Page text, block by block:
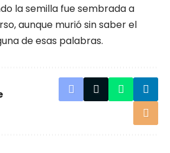
la semilla fue sembrada a
aunque murió sin saber el
de esas palabras.